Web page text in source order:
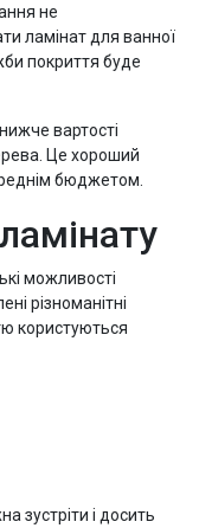
не
ламінат для ванної
покриття буде
вартості
Це хороший
бюджетом.
можливості
різноманітні
користуються
зустріти і досить